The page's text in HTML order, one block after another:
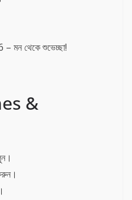
থেকে শুভেচ্ছা!
&